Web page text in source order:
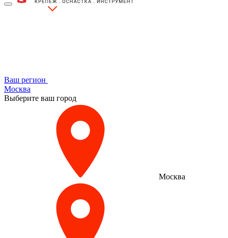
Ваш регион
Москва
Выберите ваш город
Москва